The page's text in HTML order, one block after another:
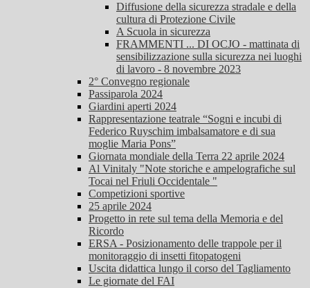
Diffusione della sicurezza stradale e della
cultura di Protezione Civile
A Scuola in sicurezza
FRAMMENTI ... DI OCJO - mattinata di
sensibilizzazione sulla sicurezza nei luoghi
di lavoro - 8 novembre 2023
2° Convegno regionale
Passiparola 2024
Giardini aperti 2024
Rappresentazione teatrale “Sogni e incubi di
Federico Ruyschim imbalsamatore e di sua
moglie Maria Pons”
Giornata mondiale della Terra 22 aprile 2024
Al Vinitaly "Note storiche e ampelografiche sul
Tocai nel Friuli Occidentale "
Competizioni sportive
25 aprile 2024
Progetto in rete sul tema della Memoria e del
Ricordo
ERSA - Posizionamento delle trappole per il
monitoraggio di insetti fitopatogeni
Uscita didattica lungo il corso del Tagliamento
Le giornate del FAI